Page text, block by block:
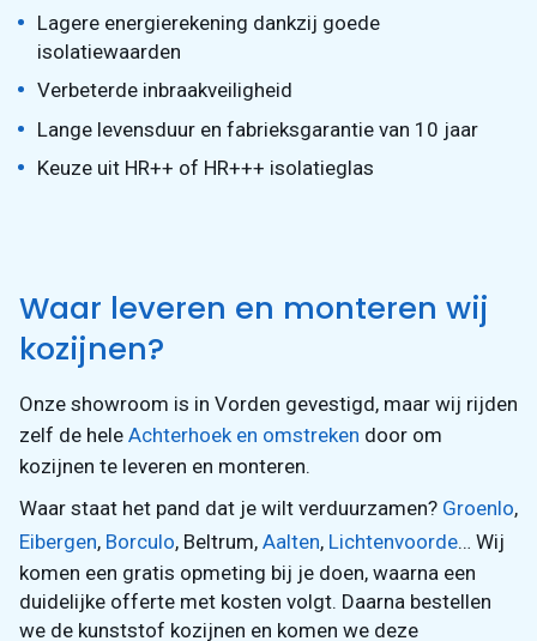
Lagere energierekening dankzij goede
isolatiewaarden
Verbeterde inbraakveiligheid
Lange levensduur en fabrieksgarantie van 10 jaar
Keuze uit HR++ of HR+++ isolatieglas
Waar leveren en monteren wij
kozijnen?
Onze showroom is in Vorden gevestigd, maar wij rijden
zelf de hele Achterhoek en omstreken door om
kozijnen te leveren en monteren.
Waar staat het pand dat je wilt verduurzamen? Groenlo,
Eibergen, Borculo, Beltrum, Aalten, Lichtenvoorde… Wij
komen een gratis opmeting bij je doen, waarna een
duidelijke offerte met kosten volgt. Daarna bestellen
we de kunststof kozijnen en komen we deze